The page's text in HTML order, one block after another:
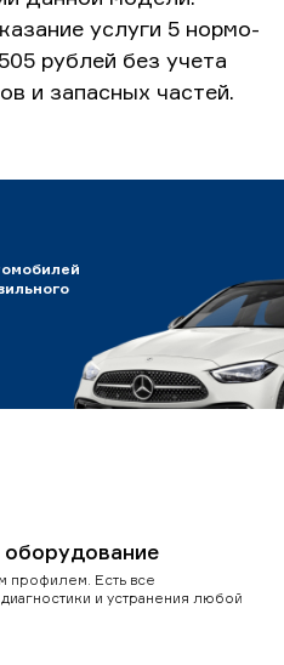
услуги 5 нормо-
рублей без учета
и запасных частей.
профилем. Есть все
и устранения любой